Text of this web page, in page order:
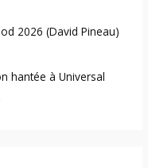
2026 (David Pineau)
hantée à Universal